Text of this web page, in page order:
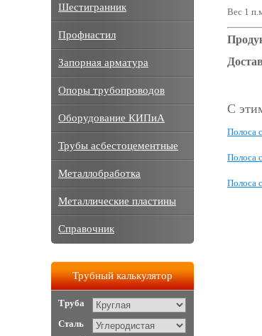
Вес 1
С
Полоса
Полоса
Полоса
Шестигранник
Профнастил
Запорная арматура
Опоры трубопроводов
Оборудование КИПиА
Трубы асбестоцементные
Металлобработка
Металлические пластины
Справочник
Трубный калькулятор
Труба
Сталь